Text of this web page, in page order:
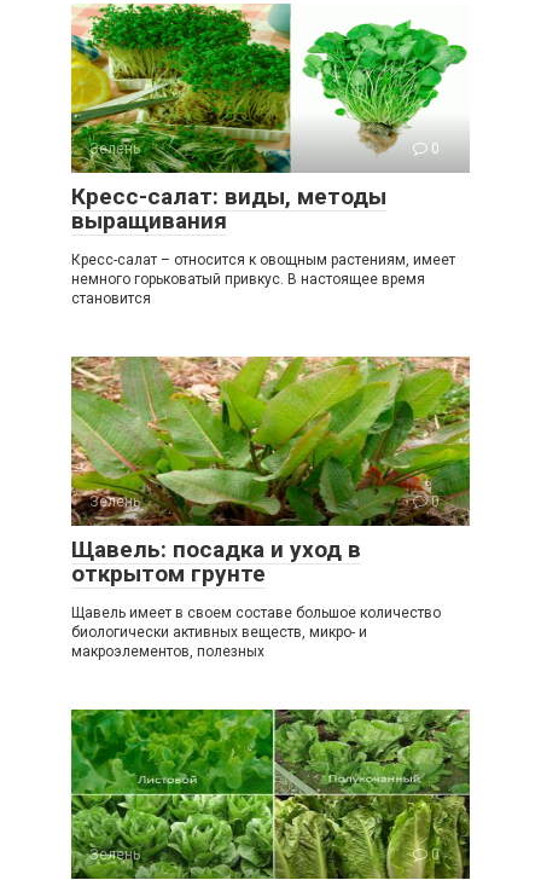
Зелень 0
Кресс-салат: виды, методы
выращивания
Кресс-салат – относится к овощным растениям, имеет
немного горьковатый привкус. В настоящее время
становится
Зелень 0
Щавель: посадка и уход в
открытом грунте
Щавель имеет в своем составе большое количество
биологически активных веществ, микро- и
макроэлементов, полезных
Зелень 0